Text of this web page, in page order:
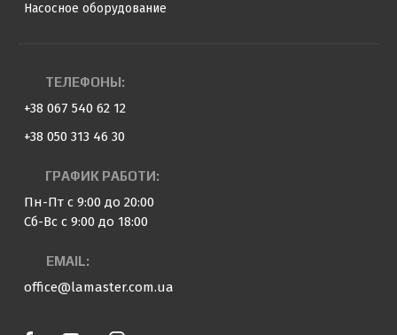
Насосное оборудование
ТЕЛЕФОНЫ:
+38 067 540 62 12
+38 050 313 46 30
ГРАФИК РАБОТИ:
Пн-Пт с 9:00 до 20:00
Сб-Вс с 9:00 до 18:00
EMAIL:
office@lamaster.com.ua